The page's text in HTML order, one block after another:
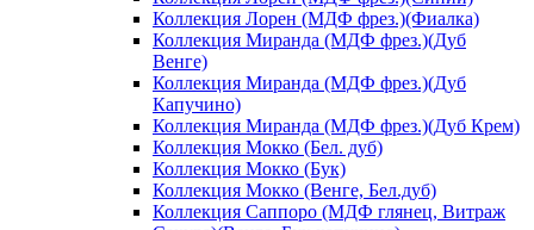
Коллекция Лорен (МДФ фрез.)(Фиалка)
Коллекция Миранда (МДФ фрез.)(Дуб
Венге)
Коллекция Миранда (МДФ фрез.)(Дуб
Капучино)
Коллекция Миранда (МДФ фрез.)(Дуб Крем)
Коллекция Мокко (Бел. дуб)
Коллекция Мокко (Бук)
Коллекция Мокко (Венге, Бел.дуб)
Коллекция Саппоро (МДФ глянец, Витраж